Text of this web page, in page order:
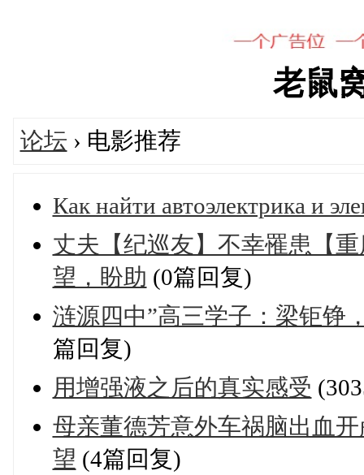
老鼠
论坛 › 电影推荐
Как найти автоэлектрика и
丈夫【纪巡友】不幸罹患【
望，盼助 (0篇回复)
涟源四中”高三学子：梁钜铮
篇回复)
用增强液之后的真实感受
母亲董德芳意外车祸脑出血
望 (4篇回复)